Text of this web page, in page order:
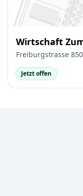
Wirtschaft
Freiburgstrasse
Jetzt offen